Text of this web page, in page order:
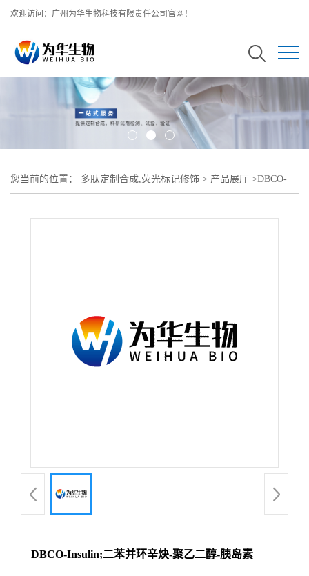
欢迎访问：广州为华生物科技有限责任公司官网！
您当前的位置： 多肽定制合成,荧光标记修饰 > 产品展厅 >DBCO-
DBCO-Insulin;二苯并环辛炔-聚乙二醇-胰岛素